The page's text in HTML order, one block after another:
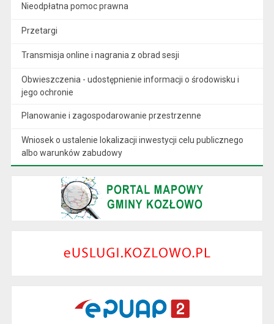
Nieodpłatna pomoc prawna
Przetargi
Transmisja online i nagrania z obrad sesji
Obwieszczenia - udostępnienie informacji o środowisku i
jego ochronie
Planowanie i zagospodarowanie przestrzenne
Wniosek o ustalenie lokalizacji inwestycji celu publicznego
albo warunków zabudowy